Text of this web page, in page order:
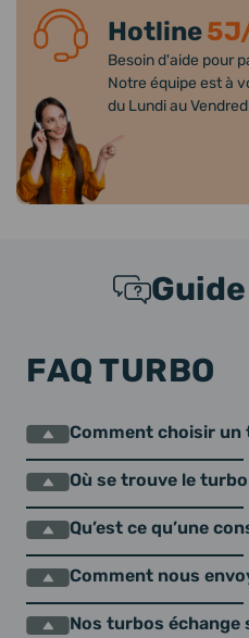
Hotline
Besoin d'aide pour
Notre équipe est à
du Lundi au
FAQ TURBO
Comment choisir un
Où se trouve le
Qu’est ce qu’une
Comment nous
Nos turbos échange